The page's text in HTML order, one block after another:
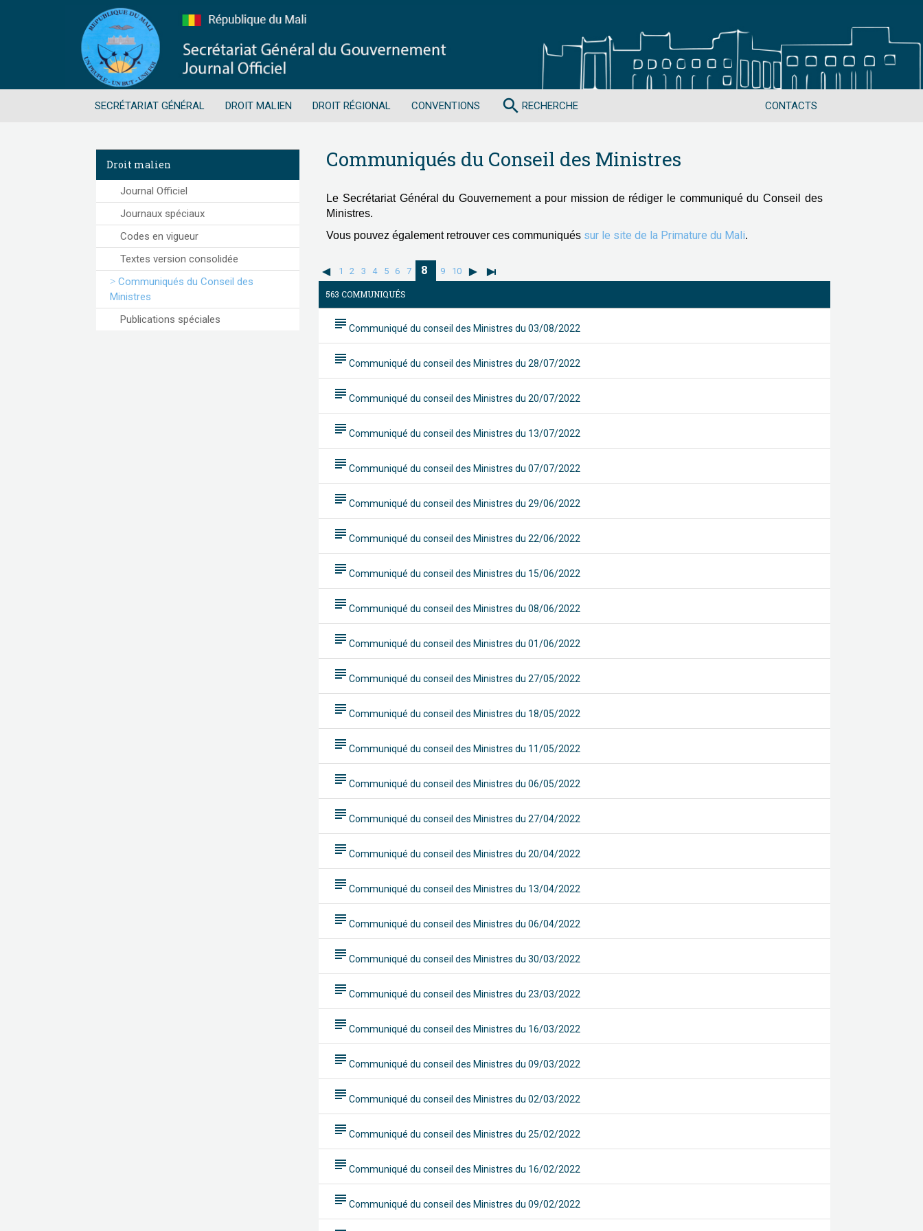
SECRÉTARIAT GÉNÉRAL DROIT MALIEN DROIT RÉGIONAL CONVENTIONS CONTACTS
search RECHERCHE
Droit malien
Journal Officiel
Journaux spéciaux
Codes en vigueur
Textes version consolidée
Communiqués du Conseil des
Ministres
Publications spéciales
Communiqués du Conseil des Ministres
Le Secrétariat Général du Gouvernement a pour mission de rédiger le communiqué du Conseil des
Ministres.
Vous pouvez également retrouver ces communiqués sur le site de la Primature du Mali.
1 2 3 4 5 6 7 8 9 10
563 COMMUNIQUÉS
subject Communiqué du conseil des Ministres du 03/08/2022
subject Communiqué du conseil des Ministres du 28/07/2022
subject Communiqué du conseil des Ministres du 20/07/2022
subject Communiqué du conseil des Ministres du 13/07/2022
subject Communiqué du conseil des Ministres du 07/07/2022
subject Communiqué du conseil des Ministres du 29/06/2022
subject Communiqué du conseil des Ministres du 22/06/2022
subject Communiqué du conseil des Ministres du 15/06/2022
subject Communiqué du conseil des Ministres du 08/06/2022
subject Communiqué du conseil des Ministres du 01/06/2022
subject Communiqué du conseil des Ministres du 27/05/2022
subject Communiqué du conseil des Ministres du 18/05/2022
subject Communiqué du conseil des Ministres du 11/05/2022
subject Communiqué du conseil des Ministres du 06/05/2022
subject Communiqué du conseil des Ministres du 27/04/2022
subject Communiqué du conseil des Ministres du 20/04/2022
subject Communiqué du conseil des Ministres du 13/04/2022
subject Communiqué du conseil des Ministres du 06/04/2022
subject Communiqué du conseil des Ministres du 30/03/2022
subject Communiqué du conseil des Ministres du 23/03/2022
subject Communiqué du conseil des Ministres du 16/03/2022
subject Communiqué du conseil des Ministres du 09/03/2022
subject Communiqué du conseil des Ministres du 02/03/2022
subject Communiqué du conseil des Ministres du 25/02/2022
subject Communiqué du conseil des Ministres du 16/02/2022
subject Communiqué du conseil des Ministres du 09/02/2022